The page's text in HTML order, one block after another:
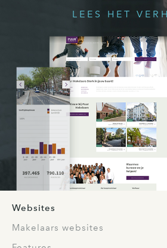
LEES HET
Websites
Makelaars websites